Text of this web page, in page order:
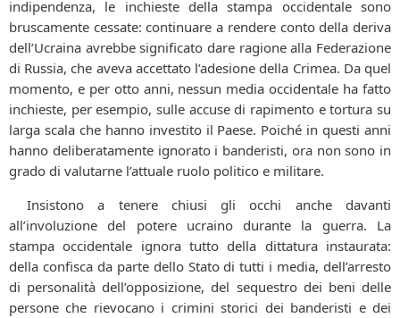
indipendenza, le inchieste della stampa occidentale sono
bruscamente cessate: continuare a rendere conto della deriva
dell’Ucraina avrebbe significato dare ragione alla Federazione
di Russia, che aveva accettato l’adesione della Crimea. Da quel
momento, e per otto anni, nessun media occidentale ha fatto
inchieste, per esempio, sulle accuse di rapimento e tortura su
larga scala che hanno investito il Paese. Poiché in questi anni
hanno deliberatamente ignorato i banderisti, ora non sono in
grado di valutarne l’attuale ruolo politico e militare.
Insistono a tenere chiusi gli occhi anche davanti
all’involuzione del potere ucraino durante la guerra. La
stampa occidentale ignora tutto della dittatura instaurata:
della confisca da parte dello Stato di tutti i media, dell’arresto
di personalità dell’opposizione, del sequestro dei beni delle
persone che rievocano i crimini storici dei banderisti e dei